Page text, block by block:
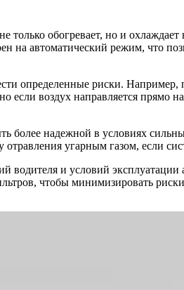
обогревает, но и
на автоматический режим, что
определенные риски.
воздух направляется прямо
надежной в условиях
угарным газом, если
и условий
чтобы минимизировать